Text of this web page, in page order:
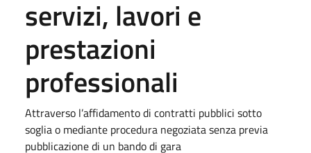
servizi, lavori e
prestazioni
professionali
Attraverso l’affidamento di contratti pubblici sotto
soglia o mediante procedura negoziata senza previa
pubblicazione di un bando di gara